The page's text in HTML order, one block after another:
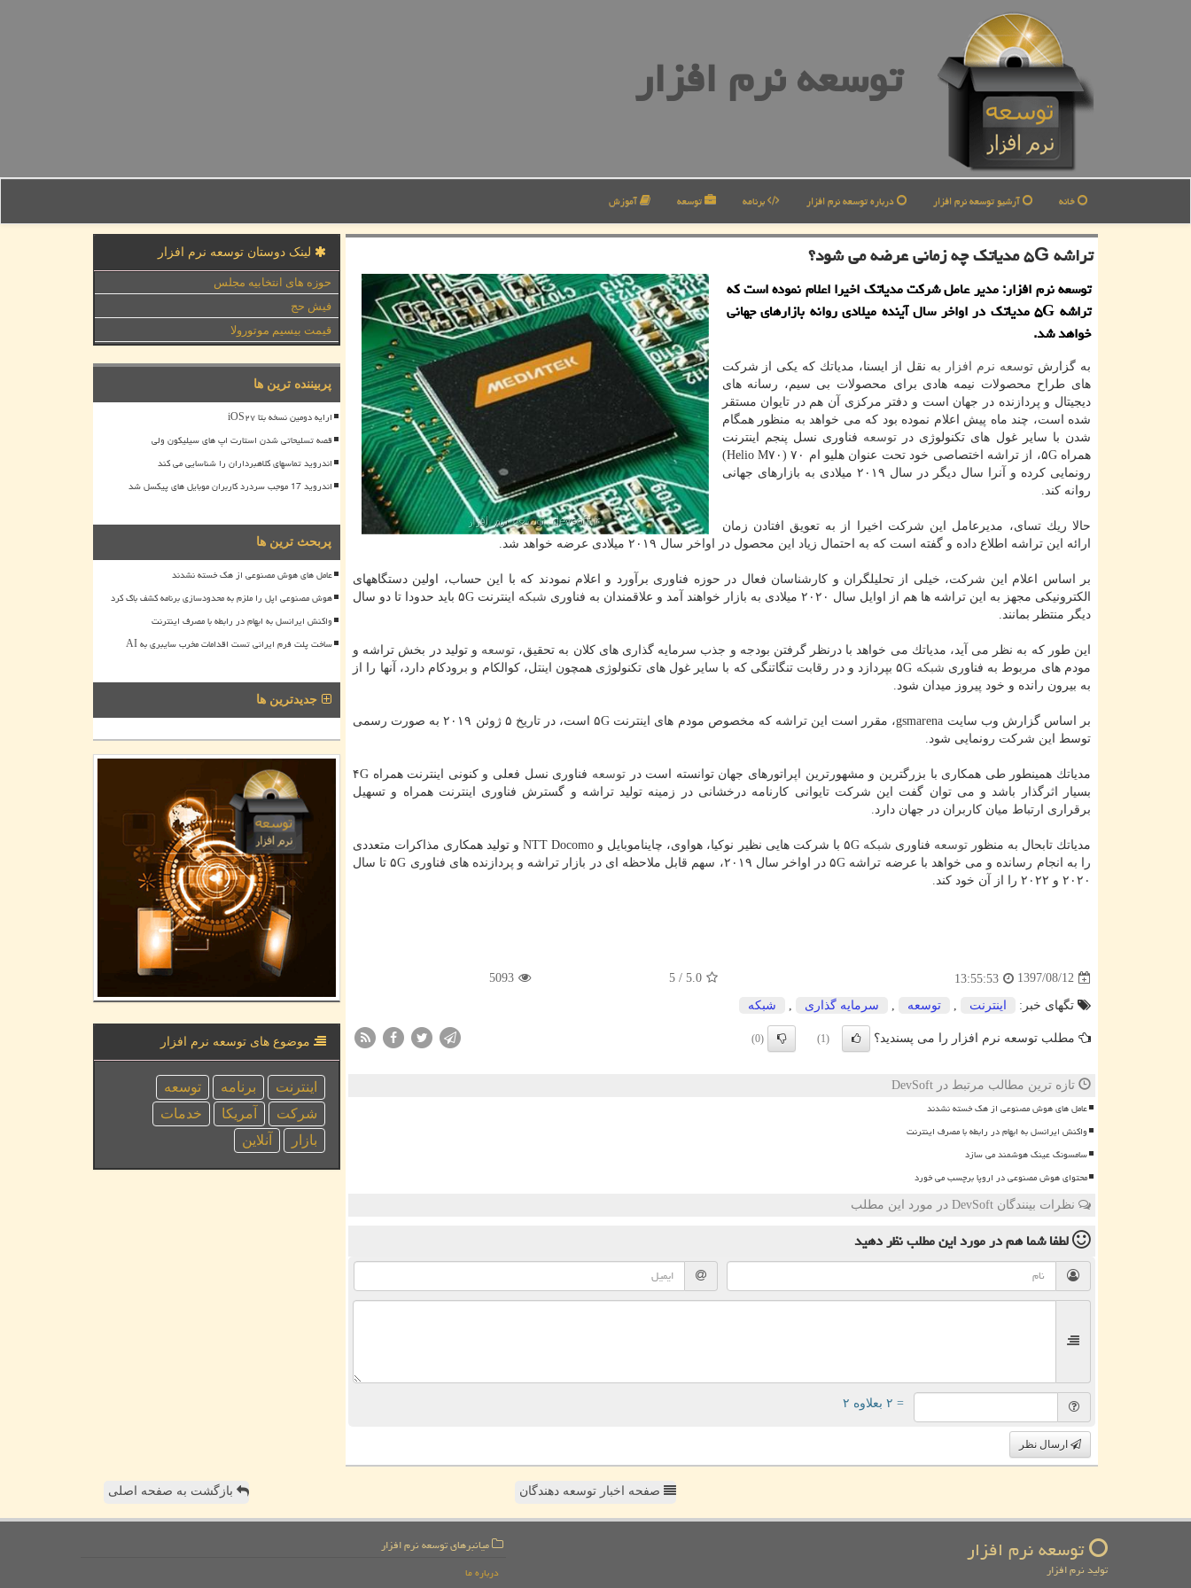
توسعه نرم افزار
خانه آرشیو توسعه نرم افزار درباره توسعه نرم افزار برنامه توسعه آموزش
تراشه ۵G مدیاتك چه زمانی عرضه می شود؟
توسعه نرم افزار: مدیر عامل شركت مدیاتك اخیرا اعلام نموده است كه
تراشه ۵G مدیاتك در اواخر سال آینده میلادی روانه بازارهای جهانی
خواهد شد.
به گزارش توسعه نرم افزار
به نقل از ایسنا، مدیاتك كه یكی از شركت
های طراح محصولات نیمه هادی برای محصولات بی سیم، رسانه های
دیجیتال و پردازنده در جهان است و دفتر مركزی آن هم در تایوان مستقر
شده است، چند ماه پیش اعلام نموده بود كه می خواهد به منظور همگام
شدن با سایر غول های تكنولوژی در توسعه فناوری نسل پنجم اینترنت
همراه ۵G، از تراشه اختصاصی خود تحت عنوان هلیو ام ۷۰ (Helio M۷۰)
رونمایی كرده و آنرا سال دیگر در سال ۲۰۱۹ میلادی به بازارهای جهانی
روانه كند.
حالا ریك تسای، مدیرعامل این شركت اخیرا از به تعویق افتادن زمان
ارائه این تراشه اطلاع داده و گفته است كه به احتمال زیاد این محصول در اواخر سال ۲۰۱۹ میلادی عرضه خواهد شد.
بر اساس اعلام این شركت، خیلی از تحلیلگران و كارشناسان فعال در حوزه فناوری برآورد و اعلام نمودند كه با این حساب، اولین دستگاههای
الكترونیكی مجهز به این تراشه ها هم از اوایل سال ۲۰۲۰ میلادی به بازار خواهند آمد و علاقمندان به فناوری
شبكه
اینترنت ۵G باید حدودا تا دو سال
دیگر منتظر بمانند.
این طور كه به نظر می آید، مدیاتك می خواهد با درنظر گرفتن بودجه و جذب سرمایه گذاری های كلان به تحقیق، توسعه و تولید در بخش تراشه و
مودم های مربوط به فناوری شبكه
۵G ب‍پردازد و در رقابت تنگاتنگی كه با سایر غول های تكنولوژی همچون اینتل، كوالكام و برودكام دارد، آنها را از
به بیرون رانده و خود پیروز میدان شود.
بر اساس گزارش وب سایت gsmarena، مقرر است این تراشه كه مخصوص مودم های اینترنت ۵G است، در تاریخ ۵ ژوئن ۲۰۱۹ به صورت رسمی
توسط این شركت رونمایی شود.
مدیاتك همینطور طی همكاری با بزرگترین و مشهورترین اپراتورهای جهان توانسته است درتوسعه
فناوری نسل فعلی و كنونی اینترنت همراه ۴G
بسیار اثرگذار باشد و می توان گفت این شركت تایوانی كارنامه درخشانی در زمینه تولید تراشه و گسترش فناوری اینترنت همراه و تسهیل
برقراری ارتباط میان كاربران در جهان دارد.
مدیاتك تابحال به منظورتوسعه فناوری شبكه
۵G با شركت هایی نظیر نوكیا، هواوی، چایناموبایل و NTT Docomo و تولید همكاری مذاكرات متعددی
را به انجام رسانده و می خواهد با عرضه تراشه ۵G در اواخر سال ۲۰۱۹، سهم قابل ملاحظه ای در بازار تراشه و پردازنده های فناوری ۵G تا سال
۲۰۲۰ و ۲۰۲۲ را از آن خود كند.
1397/08/12
13:55:53
5.0
/
5
5093
تگهای خبر: اینترنت توسعه سرمایه گذاری شبكه
مطلب توسعه نرم افزار را می پسندید؟ (1)
(0)
تازه ترین مطالب مرتبط در DevSoft
عامل های هوش مصنوعی از هک خسته نشدند
واکنش ایرانسل به ابهام در رابطه با مصرف اینترنت
سامسونگ عینک هوشمند می سازد
محتوای هوش مصنوعی در اروپا برچسب می خورد
نظرات بینندگان DevSoft در مورد این مطلب
لطفا شما همدر مورد این مطلبنظر دهید
= ۲ بعلاوه ۲
ارسال نظر
لینک دوستان توسعه نرم افزار
حوزه های انتخابیه مجلس
فیش حج
قیمت بیسیم موتورولا
پربیننده ترین ها
ارایه دومین نسخه بتا iOS۲۷
قصه تسلیحاتی شدن استارت اپ های سیلیکون ولی
اندروید تماسهای کلاهبرداران را شناسایی می کند
اندروید 17 موجب سردرد کاربران موبایل های پیکسل شد
پربحث ترین ها
عامل های هوش مصنوعی از هک خسته نشدند
هوش مصنوعی اپل را ملزم به محدودسازی برنامه کشف باگ کرد
واکنش ایرانسل به ابهام در رابطه با مصرف اینترنت
ساخت پلت فرم ایرانی تست اقدامات مخرب سایبری به AI
جدیدترین ها
موضوع های توسعه نرم افزار
اینترنت برنامه
توسعه
شركت
آمریكا
خدمات
بازار
آنلاین
صفحه اخبار توسعه دهندگان بازگشت به صفحه اصلی
توسعه نرم افزار
تولید نرم افزار
میانبرهای توسعه نرم افزار
درباره ما